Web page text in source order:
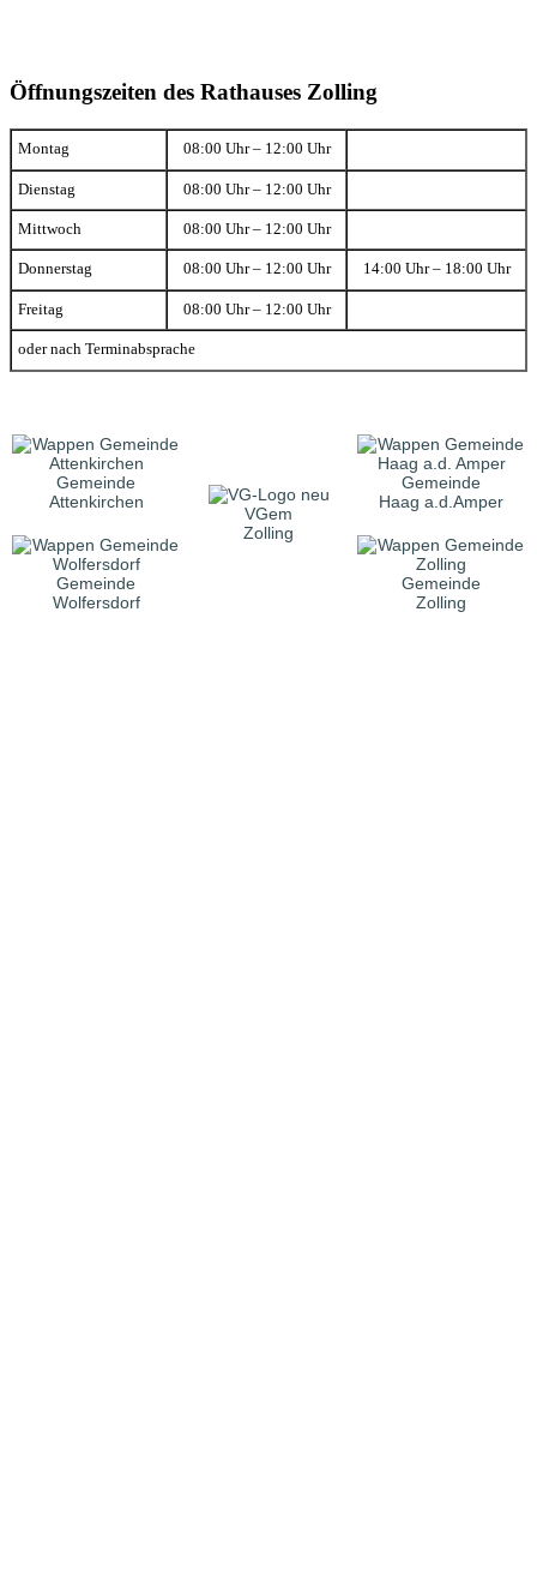
Öffnungszeiten des Rathauses Zolling
Montag 08:00 Uhr – 12:00 Uhr
Dienstag 08:00 Uhr – 12:00 Uhr
Mittwoch 08:00 Uhr – 12:00 Uhr
Donnerstag 08:00 Uhr – 12:00 Uhr 14:00 Uhr – 18:00 Uhr
Freitag 08:00 Uhr – 12:00 Uhr
oder nach Terminabsprache
Gemeinde
Attenkirchen
VGem
Zolling
Gemeinde
Haag a.d.Amper
Gemeinde
Wolfersdorf
Gemeinde
Zolling